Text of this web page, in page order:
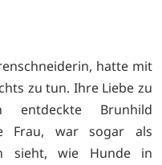
hatte mit
zu tun. Ihre Liebe zu
entdeckte Brunhild
Frau, war sogar als
sieht, wie Hunde in